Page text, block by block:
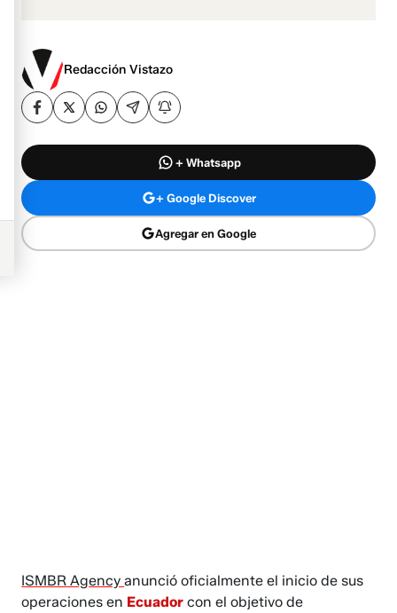
Redacción Vistazo
+ Whatsapp
+ Google Discover
Agregar en Google
ISMBR Agencyanunció oficialmente el inicio de sus
operaciones en Ecuadorcon el objetivo de